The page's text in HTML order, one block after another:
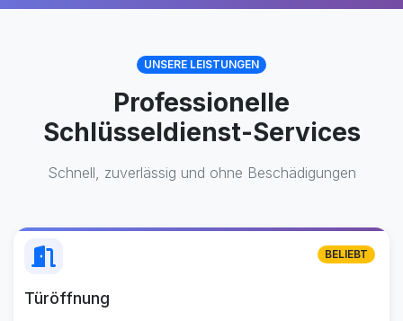
UNSERE LEISTUNGEN
Professionelle
Schlüsseldienst-Services
Schnell, zuverlässig und ohne Beschädigungen
Türöffnung
BELIEBT